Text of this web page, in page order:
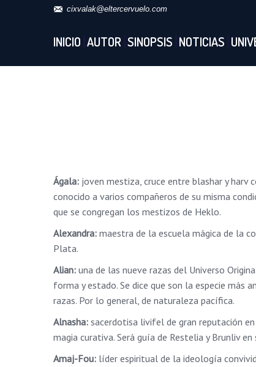
cixvalak@eltercervuelo.com
INICIO AUTOR SINOPSIS NOTICIAS
Ágala: joven mestiza, cruce entre blashar y harv
conocido a varios compañeros de su misma
que se congregan los mestizos de Heklo.
Alexandra: maestra de la escuela mágica de la
Plata.
Alian: una de las nueve razas del Universo
forma y estado. Se dice que son la especie más
razas. Por lo general, de naturaleza pacífica.
Alnasha: sacerdotisa livifel de gran reputación
magia curativa. Será guía de Restelia y Brunliv
Amaj-Fou: líder espiritual de la ideología